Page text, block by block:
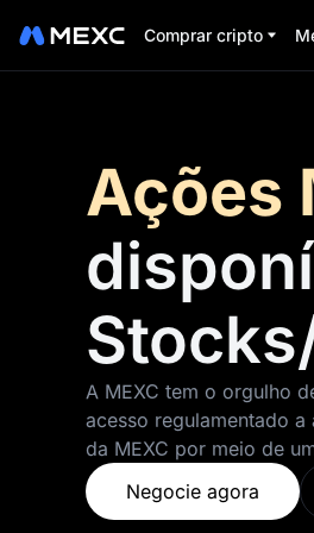
Comprar cripto
Ações
A MEXC tem o orgulho
acesso regulamentado a
da MEXC por meio de
Negocie agora